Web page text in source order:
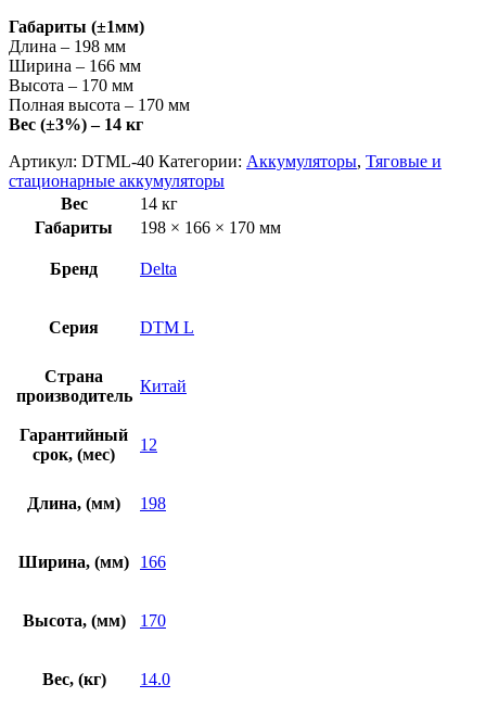
Габариты (±1мм)
Длина – 198 мм
Ширина – 166 мм
Высота – 170 мм
Полная высота – 170 мм
Вес (±3%) – 14 кг
Артикул: DTML-40 Категории: Аккумуляторы, Тяговые и
стационарные аккумуляторы
Вес
14 кг
Габариты
198 × 166 × 170 мм
Бренд Delta
Серия DTM L
Страна
производитель
Китай
Гарантийный
срок, (мес)
12
Длина, (мм) 198
Ширина, (мм) 166
Высота, (мм) 170
Вес, (кг) 14.0